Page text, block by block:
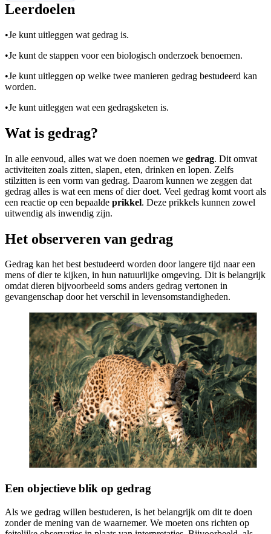
Leerdoelen
•Je kunt uitleggen wat gedrag is.
•Je kunt de stappen voor een biologisch onderzoek benoemen.
•Je kunt uitleggen op welke twee manieren gedrag bestudeerd kan
worden.
•Je kunt uitleggen wat een gedragsketen is.
Wat is gedrag?
In alle eenvoud, alles wat we doen noemen we gedrag. Dit omvat
activiteiten zoals zitten, slapen, eten, drinken en lopen. Zelfs
stilzitten is een vorm van gedrag. Daarom kunnen we zeggen dat
gedrag alles is wat een mens of dier doet. Veel gedrag komt voort als
een reactie op een bepaalde prikkel. Deze prikkels kunnen zowel
uitwendig als inwendig zijn.
Het observeren van gedrag
Gedrag kan het best bestudeerd worden door langere tijd naar een
mens of dier te kijken, in hun natuurlijke omgeving. Dit is belangrijk
omdat dieren bijvoorbeeld soms anders gedrag vertonen in
gevangenschap door het verschil in levensomstandigheden.
Een objectieve blik op gedrag
Als we gedrag willen bestuderen, is het belangrijk om dit te doen
zonder de mening van de waarnemer. We moeten ons richten op